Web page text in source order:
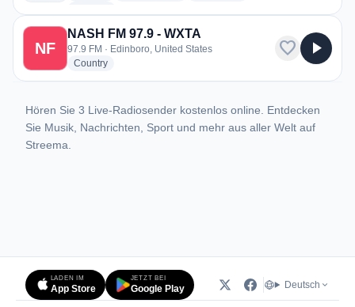
NF
NASH FM 97.9 - WXTA
97.9 FM · Edinboro, United States
Countryradio stations
favorite play_arrow
Hören Sie 3 Live-Radiosender kostenlos online. Entdecken
Sie Musik, Nachrichten, Sport und mehr aus aller Welt auf
Streema.
LADEN IM
App Store
JETZT BEI
Google Play Deutsch